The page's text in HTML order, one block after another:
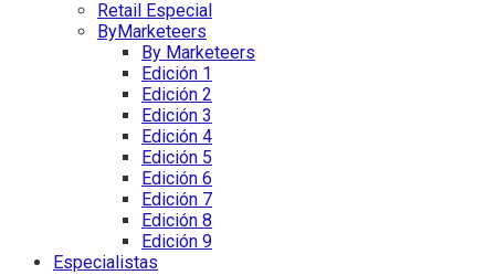
Retail Especial
ByMarketeers
By Marketeers
Edición 1
Edición 2
Edición 3
Edición 4
Edición 5
Edición 6
Edición 7
Edición 8
Edición 9
Especialistas